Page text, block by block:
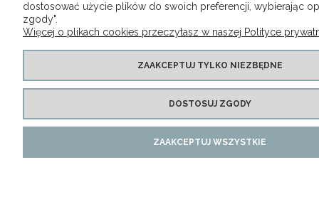
dostosować użycie plików do swoich preferencji, wybierając
zgody".
Więcej o plikach cookies przeczytasz w naszej Polityce
ZAAKCEPTUJ TYLKO NIEZBĘDNE
DOSTOSUJ ZGODY
ZAAKCEPTUJ WSZYSTKIE